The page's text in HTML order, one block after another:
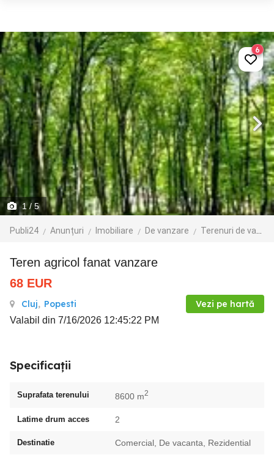
1/ 5
Publi24 Anunțuri Imobiliare De vanzare Terenuri de vanzare
6
teren agricol fanat vanzare
68 EUR
Cluj, Popesti Vezi pe hartă
Valabil din 7/16/2026 12:45:22 PM
Specificații
Suprafata terenului 8600 m2
Latime drum acces 2
Destinatie Comercial, De vacanta, Rezidential